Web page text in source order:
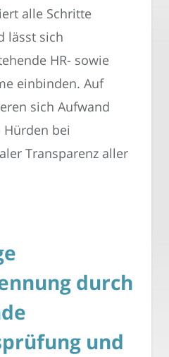
alle Schritte
lässt sich
HR- sowie
einbinden. Auf
sich Aufwand
bei
Transparenz aller
durch
und